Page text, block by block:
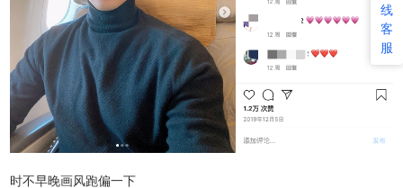
时不早晚画风跑偏一下
线
客
服